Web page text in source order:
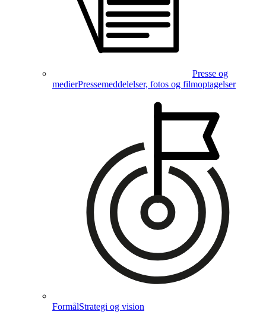
Presse og
medierPressemeddelelser, fotos og filmoptagelser
FormålStrategi og vision